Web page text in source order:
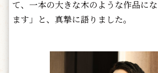
て、一本の大きな木のような作品に
ます」と、真摯に語りました。